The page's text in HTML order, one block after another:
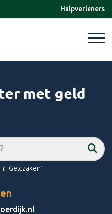
Hulpverleners
met geld
‘Geldzaken’